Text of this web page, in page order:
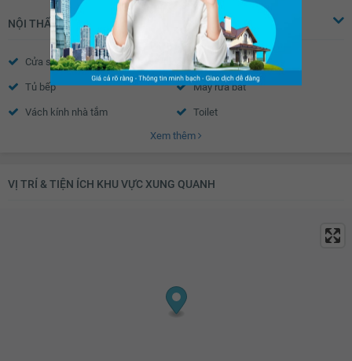
NỘI THẤT
Cửa sổ Tủ âm tường
Tủ bếp Máy rửa bát
Vách kính nhà tắm Toilet
Bồn rửa mặt
Xem thêm
VỊ TRÍ & TIỆN ÍCH KHU VỰC XUNG QUANH